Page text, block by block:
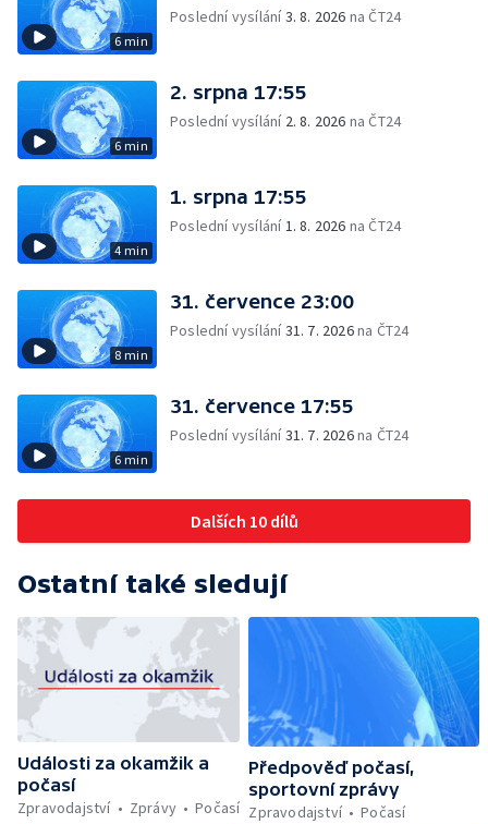
6 min
Poslední vysílání3. 8. 2026 na ČT24
6 min
2. srpna 17:55
Poslední vysílání 2. 8. 2026 na ČT24
4 min
1. srpna 17:55
Poslední vysílání1. 8. 2026 na ČT24
8 min
31. července 23:00
Poslední vysílání31. 7. 2026na ČT24
6 min
31. července 17:55
Poslední vysílání31. 7. 2026na ČT24
Dalších 10 dílů
Ostatní také sledují
Události za okamžik a
počasí
Zpravodajství
Zprávy Počasí
Předpověď počasí,
sportovní zprávy
Zpravodajství
Počasí